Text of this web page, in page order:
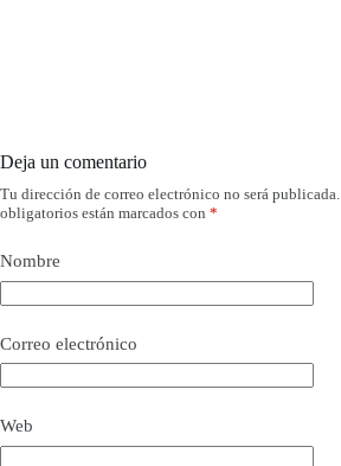
Deja un comentario
Tu dirección de correo electrónico no será publicada.
obligatorios están marcados con *
Nombre
Correo electrónico
Web